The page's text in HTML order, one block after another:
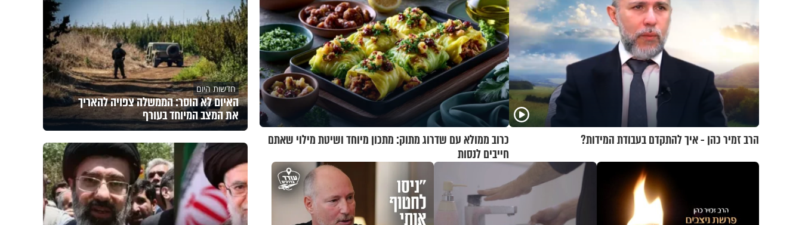
הרב זמיר כהן - איך להתקדם בעבודת המידות?
כרוב ממולא עם שדרוג מתוק: מתכון מיוחד ושיטת מילוי שאתם
חייבים לנסות
חדשות היום
האיום לא הוסר: הממשלה צפויה להאריך
את המצב המיוחד בעורף